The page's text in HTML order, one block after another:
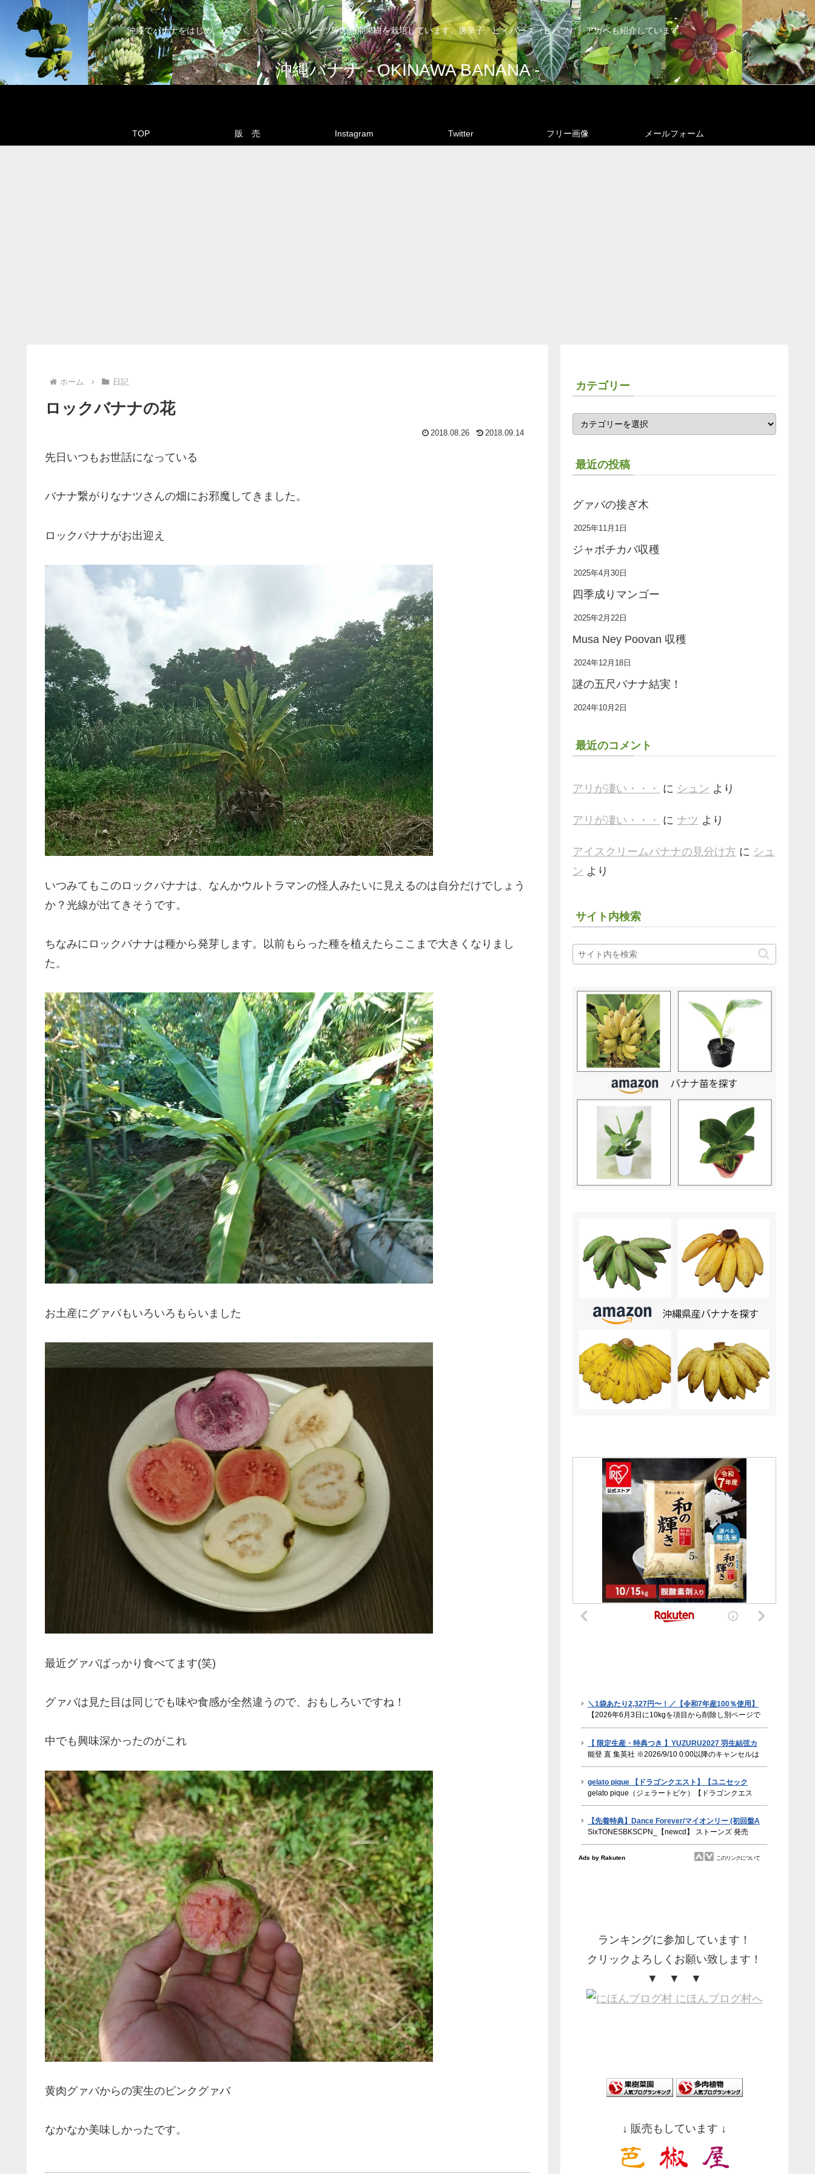
沖縄でバナナをはじめ、グァバ、パッションフルーツ等の熱帯果樹を栽培しています。唐辛子、ピィパーズ（ヒハツ）、アガベも紹介しています。
沖縄バナナ - OKINAWA BANANA -
TOP 販 売 Instagram Twitter フリー画像 メールフォーム
ホーム 日記
ロックバナナの花
2018.08.26 2018.09.14
先日いつもお世話になっている
バナナ繋がりなナツさんの畑にお邪魔してきました。
ロックバナナがお出迎え
いつみてもこのロックバナナは、なんかウルトラマンの怪人みたいに見えるのは自分だけでしょう
か？光線が出てきそうです。
ちなみにロックバナナは種から発芽します。以前もらった種を植えたらここまで大きくなりまし
た。
お土産にグァバもいろいろもらいました
最近グァバばっかり食べてます(笑)
グァバは見た目は同じでも味や食感が全然違うので、おもしろいですね！
中でも興味深かったのがこれ
黄肉グァバからの実生のピンクグァバ
なかなか美味しかったです。
カテゴリー
最近の投稿
グァバの接ぎ木
2025年11月1日
ジャボチカバ収穫
2025年4月30日
四季成りマンゴー
2025年2月22日
Musa Ney Poovan 収穫
2024年12月18日
謎の五尺バナナ結実！
2024年10月2日
最近のコメント
アリが凄い・・・ に シュン より
アリが凄い・・・ に ナツ より
アイスクリームバナナの見分け方 に シュ
ン より
サイト内検索
ランキングに参加しています！
クリックよろしくお願い致します！
▼ ▼ ▼
↓ 販売もしています ↓